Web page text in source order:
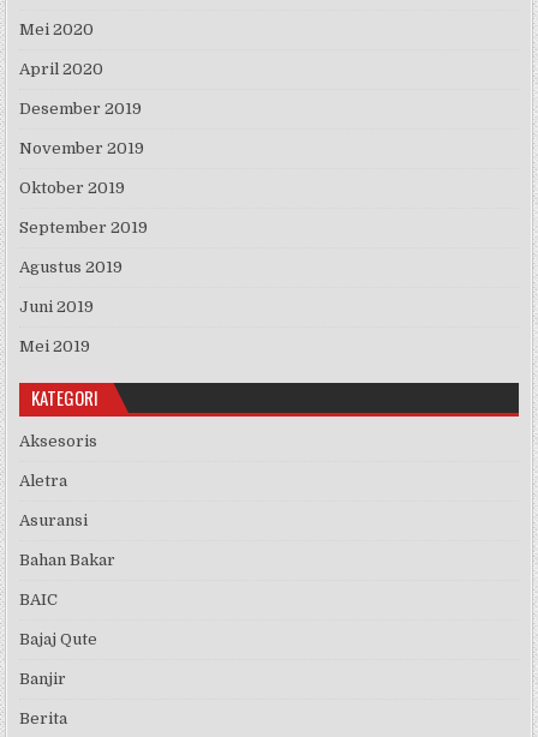
Mei 2020
April 2020
Desember 2019
November 2019
Oktober 2019
September 2019
Agustus 2019
Juni 2019
Mei 2019
KATEGORI
Aksesoris
Aletra
Asuransi
Bahan Bakar
BAIC
Bajaj Qute
Banjir
Berita